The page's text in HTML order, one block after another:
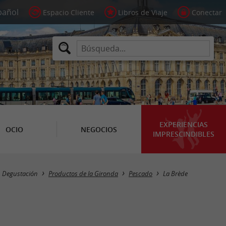
Espacio Cliente Libros de Viaje Conectar
OCIO NEGOCIOS
EXPERIENCIAS
IMPRESCINDIBLES
Masquer la carte
Degustación Productos de la Gironda Pescado La Brède